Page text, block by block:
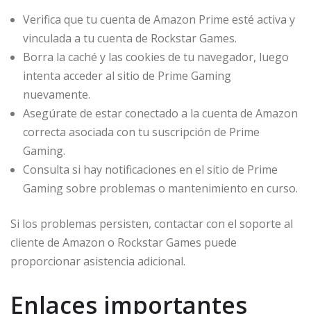
Verifica que tu cuenta de Amazon Prime esté activa y
vinculada a tu cuenta de Rockstar Games.
Borra la caché y las cookies de tu navegador, luego
intenta acceder al sitio de Prime Gaming
nuevamente.
Asegúrate de estar conectado a la cuenta de Amazon
correcta asociada con tu suscripción de Prime
Gaming.
Consulta si hay notificaciones en el sitio de Prime
Gaming sobre problemas o mantenimiento en curso.
Si los problemas persisten, contactar con el soporte al
cliente de Amazon o Rockstar Games puede
proporcionar asistencia adicional.
Enlaces importantes